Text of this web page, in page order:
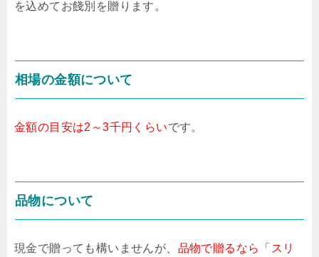
を込めてお餞別を贈ります。
相場の金額について
金額の目安は2～3千円くらいです。
品物について
現金で贈っても構いませんが、 品物で贈るなら「スリ